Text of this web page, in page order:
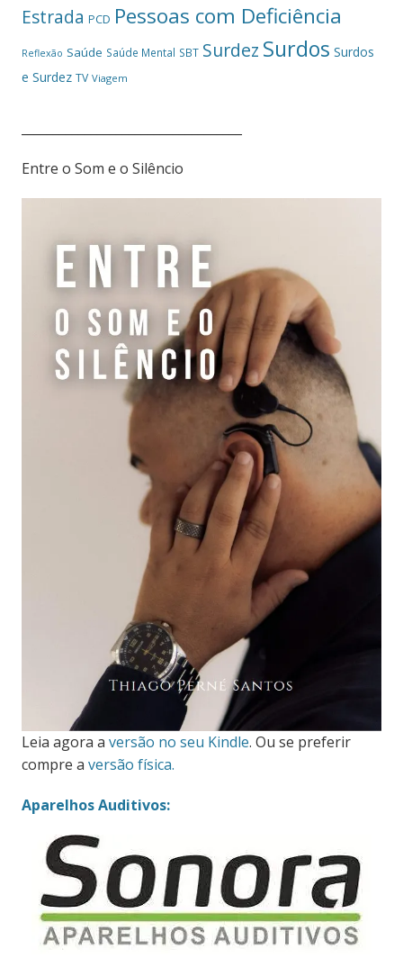
Estrada PCD Pessoas com Deficiência
Reflexão Saúde Saúde Mental SBT Surdez Surdos Surdos
e Surdez TV Viagem
Entre o Som e o Silêncio
Leia agora a versão no seu Kindle. Ou se preferir
compre a versão física.
Aparelhos Auditivos: